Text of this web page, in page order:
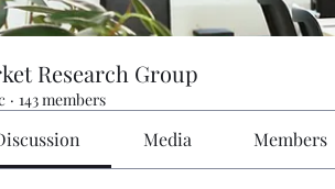
Research Group
· 143 members
Media Members